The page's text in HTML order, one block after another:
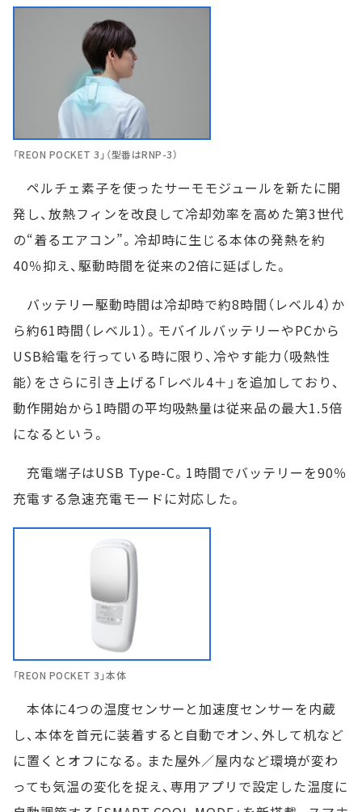
「REON POCKET 3」（型番はRNP-3）
ペルチェ素子を使ったサーモモジュールを新たに開
発し、放熱フィンを改良して冷却効率を高めた第3世代
の“着るエアコン”。冷却時に生じる本体の発熱を約
40％抑え、駆動時間を従来の2倍に延ばした。
バッテリー駆動時間は冷却時で約8時間（レベル4）か
ら約61時間（レベル1）。モバイルバッテリーやPCから
USB給電を行っている時に限り、冷やす能力（吸熱性
能）をさらに引き上げる「レベル4＋」を追加しており、
動作開始から1時間の平均吸熱量は従来品の最大1.5倍
になるという。
充電端子はUSB Type-C。1時間でバッテリーを90％
充電する急速充電モードに対応した。
「REON POCKET 3」本体
本体に4つの温度センサーと加速度センサーを内蔵
し、本体を首元に装着すると自動でオン、外して机など
に置くとオフになる。また屋外／屋内など環境が変わ
っても気温の変化を捉え、専用アプリで設定した温度に